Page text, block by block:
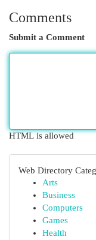
Comments
Submit a Comment
HTML is allowed
Web Directory
Arts
Business
Computers
Games
Health